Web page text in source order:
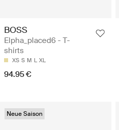
BOSS
Elpha_placed6 - T-
shirts
XS S M L XL
94.95 €
Neue Saison